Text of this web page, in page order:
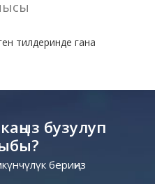
тилдеринде гана
бузулуп
бериңиз